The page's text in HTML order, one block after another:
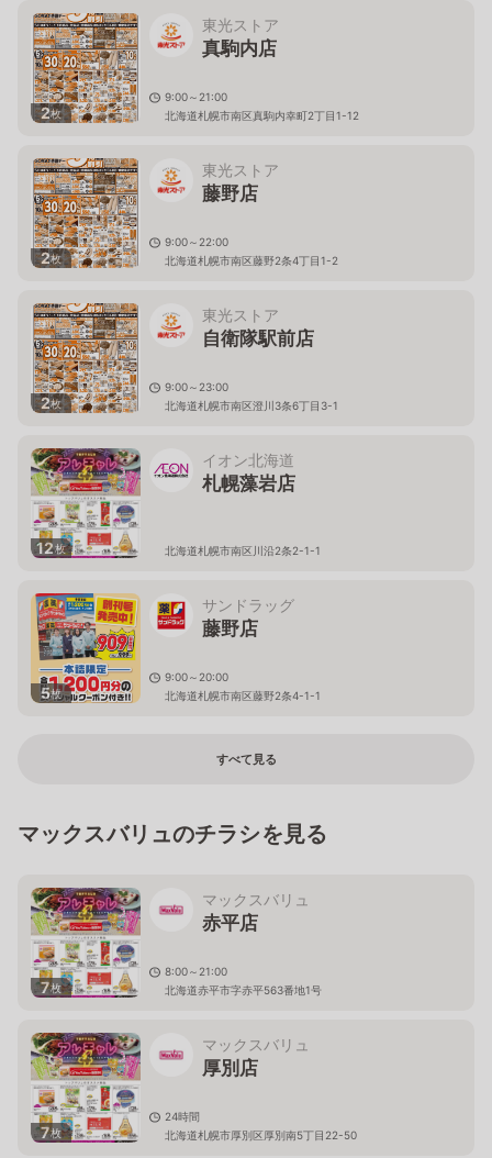
2枚
東光ストア
真駒内店
9:00～21:00
北海道札幌市南区真駒内幸町2丁目1-12
2枚
東光ストア
藤野店
9:00～22:00
北海道札幌市南区藤野2条4丁目1-2
2枚
東光ストア
自衛隊駅前店
9:00～23:00
北海道札幌市南区澄川3条6丁目3-1
12枚
イオン北海道
札幌藻岩店
北海道札幌市南区川沿2条2-1-1
5枚
サンドラッグ
藤野店
9:00～20:00
北海道札幌市南区藤野2条4-1-1
すべて見る
マックスバリュのチラシを見る
7枚
マックスバリュ
赤平店
8:00～21:00
北海道赤平市字赤平563番地1号
7枚
マックスバリュ
厚別店
24時間
北海道札幌市厚別区厚別南5丁目22-50